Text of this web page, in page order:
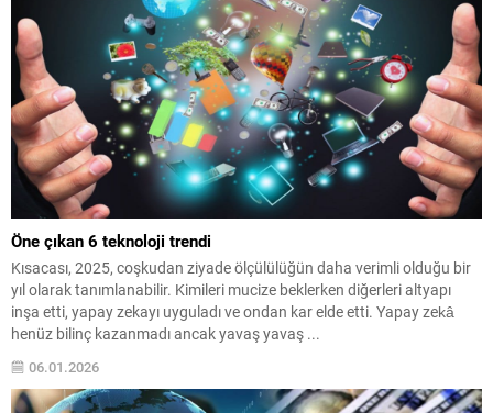
Öne çıkan 6 teknoloji trendi
Kısacası, 2025, coşkudan ziyade ölçülülüğün daha verimli olduğu bir
yıl olarak tanımlanabilir. Kimileri mucize beklerken diğerleri altyapı
inşa etti, yapay zekayı uyguladı ve ondan kar elde etti. Yapay zekâ
henüz bilinç kazanmadı ancak yavaş yavaş ...
06.01.2026